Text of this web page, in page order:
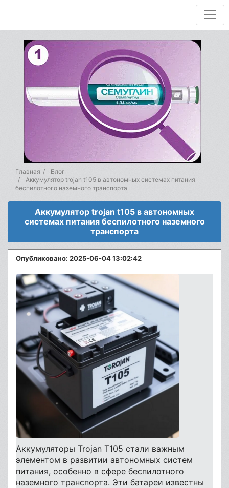
Главная
Блог
Аккумулятор trojan t105 в автономных системах питания
беспилотного наземного транспорта
Аккумулятор trojan t105 в автономных
системах питания беспилотного наземного
транспорта
Опубликовано: 2025-06-04 13:02:42
Аккумуляторы Trojan T105 стали важным
элементом в развитии автономных систем
питания, особенно в сфере беспилотного
наземного транспорта. Эти батареи известны